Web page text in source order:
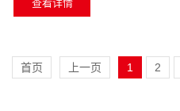
查看详情
首页 上一页 1 2